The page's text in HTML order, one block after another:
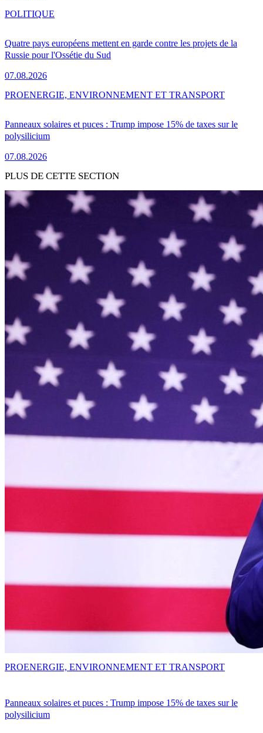
Quatre pays européens mettent en garde contre les projets de la
Russie pour l'Ossétie du Sud
07.08.2026
POLITIQUE
Panneaux solaires et puces : Trump impose 15% de taxes sur le
polysilicium
07.08.2026
PROENERGIE, ENVIRONNEMENT ET TRANSPORT
PLUS DE CETTE SECTION
Panneaux solaires et puces : Trump impose 15% de taxes sur le
polysilicium
PROENERGIE, ENVIRONNEMENT ET TRANSPORT